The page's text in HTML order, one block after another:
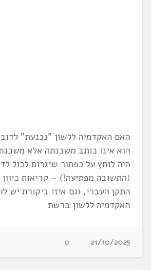
האם האקדמיה ללשון "נכנעת"
הוא אינו כותב משכנתה אלא
היה לוחץ על כפתור שיגרום לכול
(התשובה מפתיעה!) – קריאות
התקן העברי, וגם איזו ביקורת יש
האקדמיה ללשון ברשת
21/10/2025
0